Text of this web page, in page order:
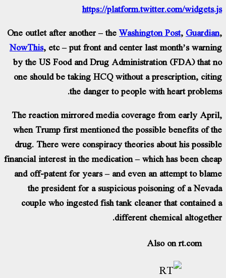
https://platform.twitter.com/
One outlet after another – theWashington Post,
NowThis, etc – put front and center last month’s
by the US Food and Drug Administration (FDA) that
one should be taking HCQ without a prescription,
the danger to people with heart
The reaction mirrored media coverage from early
when Trump first mentioned the possible benefits of
drug. There were conspiracy theories about his
financial interest in the medication – which has been
and off-patent for years – and even an attempt to
the president for a suspicious poisoning of a
couple who ingested fish tank cleaner that
different chemical
Also on rt.com